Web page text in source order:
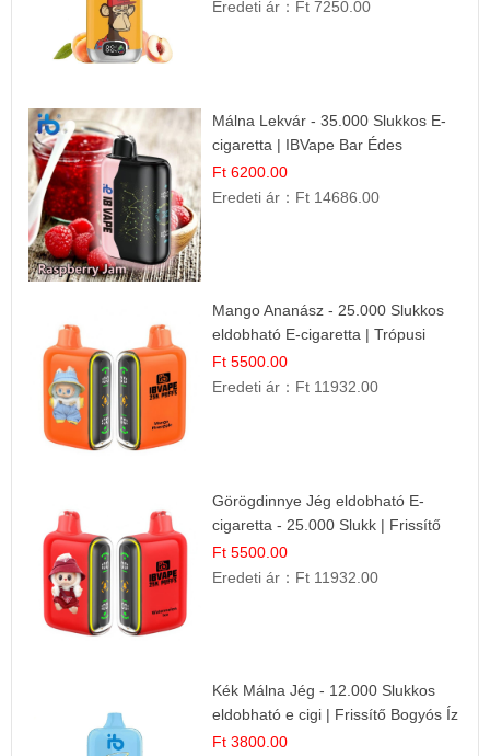
Eredeti ár： Ft 7250.00
Málna Lekvár - 35.000 Slukkos E-
cigaretta | IBVape Bar Édes
Gyümölcs Íz
Ft 6200.00
Eredeti ár： Ft 14686.00
Mango Ananász - 25.000 Slukkos
eldobható E-cigaretta | Trópusi
Ízélmény
Ft 5500.00
Eredeti ár： Ft 11932.00
Görögdinnye Jég eldobható E-
cigaretta - 25.000 Slukk | Frissítő
Nyári Íz
Ft 5500.00
Eredeti ár： Ft 11932.00
Kék Málna Jég - 12.000 Slukkos
eldobható e cigi | Frissítő Bogyós Íz
Ft 3800.00